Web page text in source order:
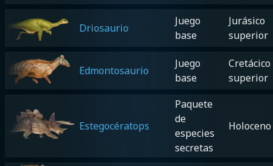
Driosaurio
Juego
base
Jurásico
superior
Edmontosaurio
Juego
base
Cretácico
superior
Estegocératops
Paquete
de
especies
secretas
Holoceno